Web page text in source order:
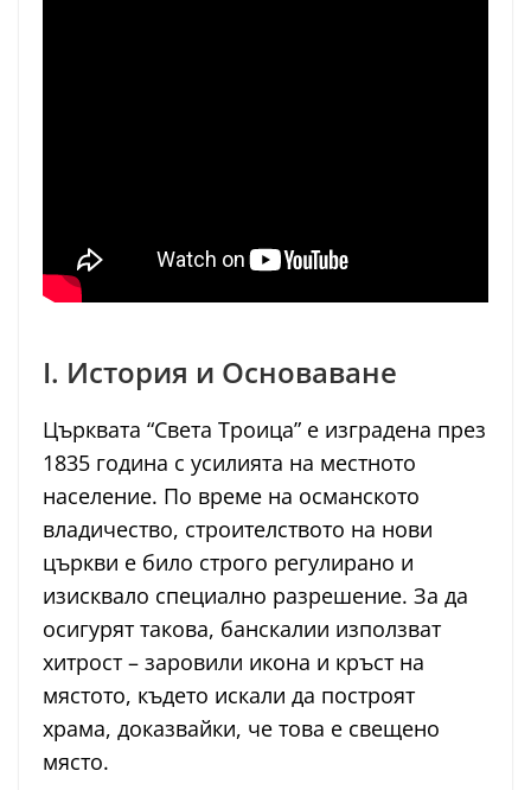
I. История и Основаване
Църквата “Света Троица” е изградена през
1835 година с усилията на местното
население. По време на османското
владичество, строителството на нови
църкви е било строго регулирано и
изисквало специално разрешение. За да
осигурят такова, банскалии използват
хитрост – заровили икона и кръст на
мястото, където искали да построят
храма, доказвайки, че това е свещено
място.